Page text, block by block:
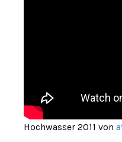
Hochwasser 2011 von